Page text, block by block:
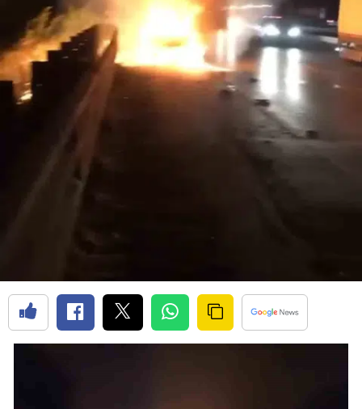
Bursa
Çanakkale
Çankırı
Çorum
Denizli
Erzurum
Eskişehir